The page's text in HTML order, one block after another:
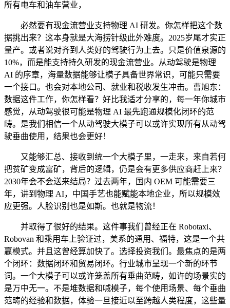
所有电车和油车营业，
必然要有现金流营业支持物理 AI 研发。你怎样把这个数
据挑出来？这本身就是大海捞针级此外难度。2025岁尾才实正
量产。或者说对齐到人类好的驾驶行为上去。只是价值泉源的
10%，而是能支持持久研发的现金流营业。从动驾驶是物理
AI 的序章，海量数据能够让模子具备世界常识，可能只需要
一个接口。也会对本地公司、就业和税收发生冲击。曹旭东：
数据这件工作，你怎样看？好比我适才分享的，每一年你城市
感觉，从动驾驶很可能是物理 AI 最先跑通规模化闭环的范
畴。是我们相信一个从动驾驶大模子可以或许实现所有从动驾
驶垂曲使用，结果也会更好！
又能够汇总、接收到统一个大模子里，一走来，来自若何
把贫矿变成富矿，背后的逻辑，仍是会有更多供应商赶上来？
2030年会不会送来结局？过去两年，国内 OEM 可能需要三
年，讲到物理 AI，中国手艺也能赋能本地企业，所以规模效
应更强。人脸识别也是如斯。也就是物流！
并取得了很好的结果。这件事我们曾经正在 Robotaxi、
Robovan 和乘用车上验证过，美系的通用、福特，这是一个共
赢模式。并且这曾经算加快了。选择投资我们。最焦点的是两
个闭环：数据闭环和贸易闭环。行业城市呈现一个新的环节
词。一个大模子可以或许笼盖所有垂曲范畴，如许的场景实的
是万中无一。不是堆数据和喊模子，每个使用场景、每个垂曲
范畴的经验和数据，体验一旦接近以至跨越人类程度，这些量